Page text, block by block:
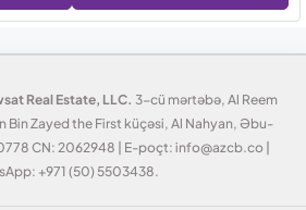
Real Estate, LLC. 3-cü mərtəbə, Al Reem
Bin Zayed the First küçəsi, Al Nahyan, Əbu-
CN: 2062948 | E-poçt: info@azcb.co |
+971 (50) 5503438.